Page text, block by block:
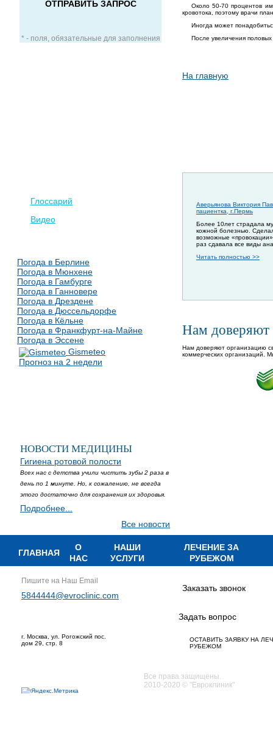
* - поля, обязательные для заполнения
Глоссарий
Видео
Погода в Берлине
Погода в Мюнхене
Погода в Гамбурге
Погода в Ганновере
Погода в Дрездене
Погода в Дюссельдорфе
Погода в Кёльне
Погода в Франкфурт-на-Майне
Погода в Эссене
Gismeteo
Прогноз на 2 недели
НОВОСТИ МЕДИЦИНЫ
Гигиена ротовой полости
Всех нас с детства учили чистить зубы 2 раза в
день по 1 минуте. Но, к сожалению, не всегда
этого достаточно для сохранения их здоровья.
Подробнее...
Все новости
Около 50-70 процентов
кровотока, поэтому врачи
Иногда может
После увеличения
На главную
Аверьянова Виктория
пациентка, г.Пермь
Более 10лет страдала
кожной болезнью.
возможные
раз сдавала все виды
Читать полностью >>
Нам доверяют
Нам доверяют организацию
коммерческих организаций.
ГЛАВНАЯ
О
НАС
НАШИ
УСЛУГИ
ЛЕЧЕНИЕ ЗА
РУБЕЖОМ
Пишите на Наш Email
5844444@evroclinic.com
Заказать звонок
Задать вопрос
ОСТАВИТЬ ЗАЯВКУ НА
РУБЕЖОМ
г. Москва, ул. Рогожский пос.
дом 29, стр. 8
Все права защищены.
2010-2020 © "Евроклиник"